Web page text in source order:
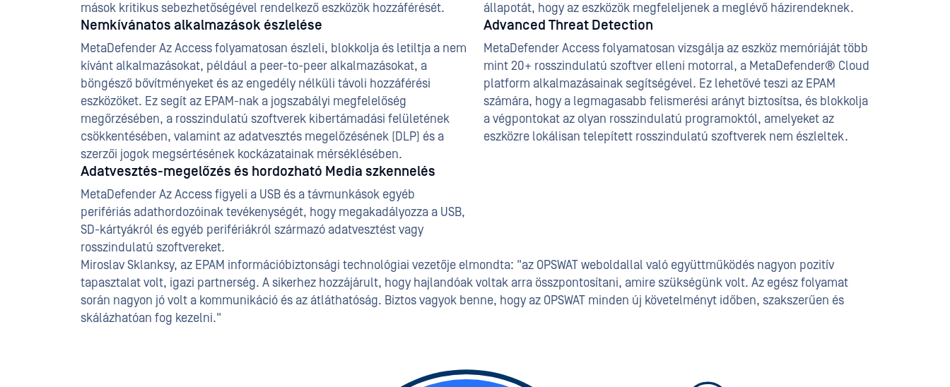
mások kritikus sebezhetőségével rendelkező eszközök hozzáférését.
állapotát, hogy az eszközök megfeleljenek a meglévő házirendeknek.
Nemkívánatos alkalmazások észlelése
MetaDefender Az Access folyamatosan észleli, blokkolja és letiltja a nem
kívánt alkalmazásokat, például a peer-to-peer alkalmazásokat, a
böngésző bővítményeket és az engedély nélküli távoli hozzáférési
eszközöket. Ez segít az EPAM-nak a jogszabályi megfelelőség
megőrzésében, a rosszindulatú szoftverek kibertámadási felületének
csökkentésében, valamint az adatvesztés megelőzésének (DLP) és a
szerzői jogok megsértésének kockázatainak mérséklésében.
Advanced Threat Detection
MetaDefender Access folyamatosan vizsgálja az eszköz memóriáját több
mint 20+ rosszindulatú szoftver elleni motorral, a MetaDefender® Cloud
platform alkalmazásainak segítségével. Ez lehetővé teszi az EPAM
számára, hogy a legmagasabb felismerési arányt biztosítsa, és blokkolja
a végpontokat az olyan rosszindulatú programoktól, amelyeket az
eszközre lokálisan telepített rosszindulatú szoftverek nem észleltek.
Adatvesztés-megelőzés és hordozható Media szkennelés
MetaDefender Az Access figyeli a USB és a távmunkások egyéb
perifériás adathordozóinak tevékenységét, hogy megakadályozza a USB,
SD-kártyákról és egyéb perifériákról származó adatvesztést vagy
rosszindulatú szoftvereket.
Miroslav Sklanksy, az EPAM információbiztonsági technológiai vezetője elmondta: "az OPSWAT weboldallal való együttműködés nagyon pozitív
tapasztalat volt, igazi partnerség. A sikerhez hozzájárult, hogy hajlandóak voltak arra összpontosítani, amire szükségünk volt. Az egész folyamat
során nagyon jó volt a kommunikáció és az átláthatóság. Biztos vagyok benne, hogy az OPSWAT minden új követelményt időben, szakszerűen és
skálázhatóan fog kezelni."